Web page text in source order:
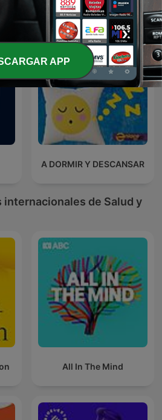
A DORMIR Y DESCANSAR
internacionales de Salud y
All In The Mind
APP